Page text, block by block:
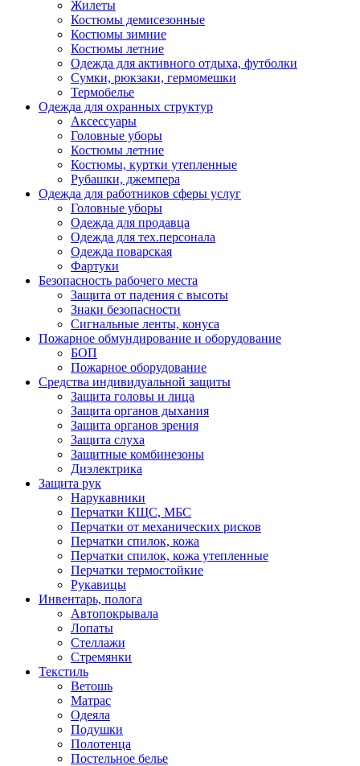
Жилеты
Костюмы демисезонные
Костюмы зимние
Костюмы летние
Одежда для активного отдыха, футболки
Сумки, рюкзаки, гермомешки
Термобелье
Одежда для охранных структур
Аксессуары
Головные уборы
Костюмы летние
Костюмы, куртки утепленные
Рубашки, джемпера
Одежда для работников сферы услуг
Головные уборы
Одежда для продавца
Одежда для тех.персонала
Одежда поварская
Фартуки
Безопасность рабочего места
Защита от падения с высоты
Знаки безопасности
Сигнальные ленты, конуса
Пожарное обмундирование и оборудование
БОП
Пожарное оборудование
Средства индивидуальной защиты
Защита головы и лица
Защита органов дыхания
Защита органов зрения
Защита слуха
Защитные комбинезоны
Диэлектрика
Защита рук
Нарукавники
Перчатки КЩС, МБС
Перчатки от механических рисков
Перчатки спилок, кожа
Перчатки спилок, кожа утепленные
Перчатки термостойкие
Рукавицы
Инвентарь, полога
Автопокрывала
Лопаты
Стеллажи
Стремянки
Текстиль
Ветошь
Матрас
Одеяла
Подушки
Полотенца
Постельное белье